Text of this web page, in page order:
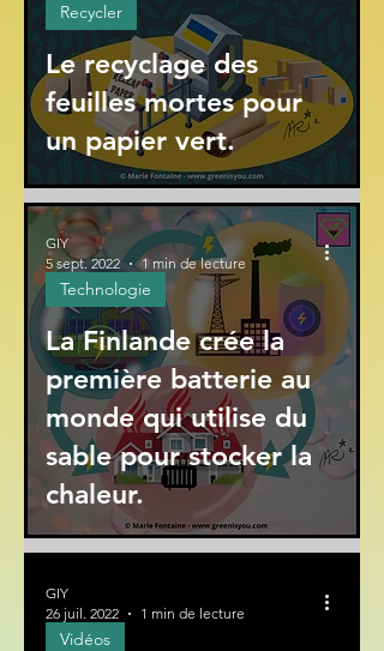
Le recyclage des
feuilles mortes pour
un papier vert.
Recycler
La Finlande crée la
première batterie au
monde qui utilise du
sable pour stocker la
chaleur.
Technologie
GIY
5 sept. 2022
1 min de lecture
Vidéos
GIY
26 juil. 2022
1 min de lecture